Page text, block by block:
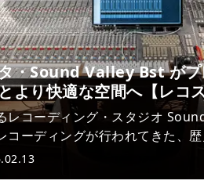
・Sound Valley Bst が
より快適な空間へ【レコ
レコーディング・スタジオ
コーディングが行われてきた、
Valley は、2024年に大規模漏